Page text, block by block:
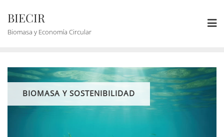
BIECIR
Biomasa y Economía Circular
BIOMASA Y SOSTENIBILIDAD